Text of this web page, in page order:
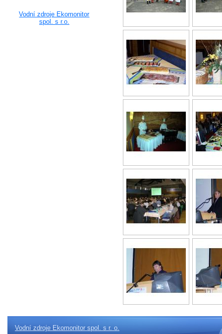
Vodní zdroje Ekomonitor
spol. s r.o.
Vodní zdroje Ekomonitor spol. s r. o.